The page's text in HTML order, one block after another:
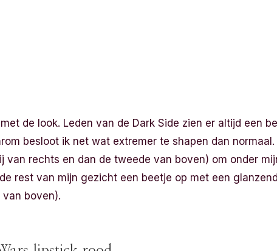
de look. Leden van de Dark Side zien er altijd een
besloot ik net wat extremer te shapen dan
van rechts en dan de tweede van boven) om onder
rest van mijn gezicht een beetje op met een
boven).